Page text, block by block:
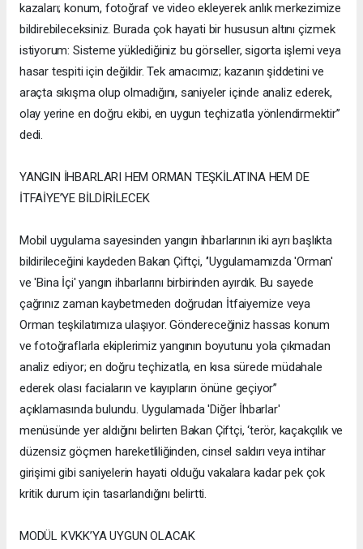
kazaları; konum, fotoğraf ve video ekleyerek anlık merkezimize
bildirebileceksiniz. Burada çok hayati bir hususun altını çizmek
istiyorum: Sisteme yüklediğiniz bu görseller, sigorta işlemi veya
hasar tespiti için değildir. Tek amacımız; kazanın şiddetini ve
araçta sıkışma olup olmadığını, saniyeler içinde analiz ederek,
olay yerine en doğru ekibi, en uygun teçhizatla yönlendirmektir’’
dedi.
YANGIN İHBARLARI HEM ORMAN TEŞKİLATINA HEM DE
İTFAİYE’YE BİLDİRİLECEK
Mobil uygulama sayesinden yangın ihbarlarının iki ayrı başlıkta
bildirileceğini kaydeden Bakan Çiftçi, ‘’Uygulamamızda 'Orman'
ve 'Bina İçi' yangın ihbarlarını birbirinden ayırdık. Bu sayede
çağrınız zaman kaybetmeden doğrudan İtfaiyemize veya
Orman teşkilatımıza ulaşıyor. Göndereceğiniz hassas konum
ve fotoğraflarla ekiplerimiz yangının boyutunu yola çıkmadan
analiz ediyor; en doğru teçhizatla, en kısa sürede müdahale
ederek olası faciaların ve kayıpların önüne geçiyor’’
açıklamasında bulundu. Uygulamada 'Diğer İhbarlar'
menüsünde yer aldığını belirten Bakan Çiftçi, ‘terör, kaçakçılık ve
düzensiz göçmen hareketliliğinden, cinsel saldırı veya intihar
girişimi gibi saniyelerin hayati olduğu vakalara kadar pek çok
kritik durum için tasarlandığını belirtti.
MODÜL KVKK’YA UYGUN OLACAK